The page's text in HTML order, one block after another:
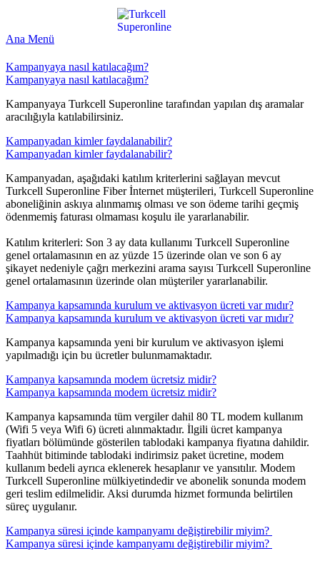
Ana Menü
Kampanyaya nasıl katılacağım?
Kampanyaya nasıl katılacağım?
Kampanyaya Turkcell Superonline tarafından yapılan dış aramalar
aracılığıyla katılabilirsiniz.​​
Kampanyadan kimler faydalanabilir?
Kampanyadan kimler faydalanabilir?
Kampanyadan, aşağıdaki katılım kriterlerini sağlayan mevcut
Turkcell Superonline Fiber İnternet müşterileri, Turkcell Superonline
aboneliğinin askıya alınmamış olması ve son ödeme tarihi geçmiş
ödenmemiş faturası olmaması koşulu ile yararlanabilir.
Katılım kriterleri: Son 3 ay data kullanımı Turkcell Superonline
genel ortalamasının en az yüzde 15 üzerinde olan ve son 6 ay
şikayet nedeniyle çağrı merkezini arama sayısı Turkcell Superonline
genel ortalamasının üzerinde olan müşteriler yararlanabilir.​​
Kampanya kapsamında kurulum ve aktivasyon ücreti var mıdır?
Kampanya kapsamında kurulum ve aktivasyon ücreti var mıdır?
Kampanya kapsamında yeni bir kurulum ve aktivasyon işlemi
yapılmadığı için bu ücretler bulunmamaktadır. ​​
Kampanya kapsamında modem ücretsiz midir?
Kampanya kapsamında modem ücretsiz midir?
​Kampanya kapsamında tüm vergiler dahil 80 TL modem kullanım
(Wifi 5 veya Wifi 6) ücreti alınmaktadır. İlgili ücret kampanya
fiyatları bölümünde gösterilen tablodaki kampanya fiyatına dahildir.
Taahhüt bitiminde tablodaki indirimsiz paket ücretine, modem
kullanım bedeli ayrıca eklenerek hesaplanır ve yansıtılır. Modem
Turkcell Superonline mülkiyetindedir ve abonelik sonunda modem
geri teslim edilmelidir. Aksi durumda hizmet formunda belirtilen
süreç uygulanır.​​​
Kampanya süresi içinde kampanyamı değiştirebilir miyim? ​
Kampanya süresi içinde kampanyamı değiştirebilir miyim? ​